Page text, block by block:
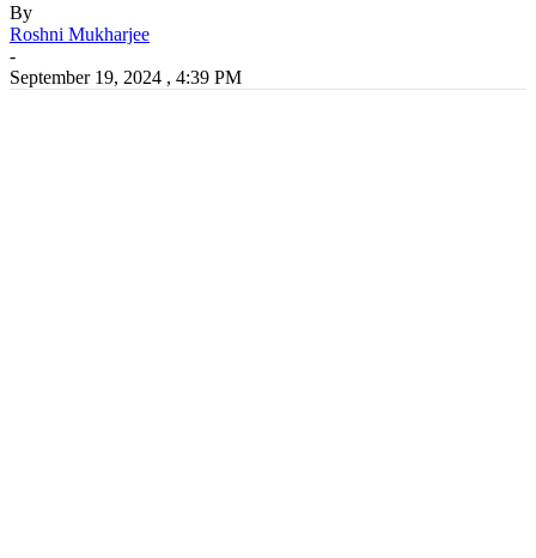
By
Roshni Mukharjee
-
September 19, 2024 , 4:39 PM